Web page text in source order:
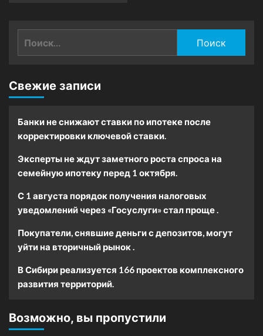
Свежие записи
Банки не снижают ставки по ипотеке после
корректировки ключевой ставки.
Эксперты не ждут заметного роста спроса на
семейную ипотеку перед 1 октября.
С 1 августа порядок получения налоговых
уведомлений через «Госуслуги» стал проще .
Покупатели, снявшие деньги с депозитов, могут
уйти на вторичный рынок .
В Сибири реализуется 166 проектов комплексного
развития территорий.
Возможно, вы пропустили